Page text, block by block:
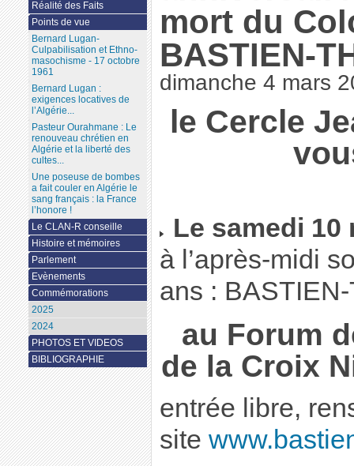
mort du
BASTIEN-
dimanche 4 mars
le Cercle
Le samedi 10
à l’après-midi
ans :
au Forum
de la Croix
entrée libre,
site
Réalité des Faits
Points de vue
Bernard Lugan-
Culpabilisation et Ethno-
masochisme - 17 octobre
1961
Bernard Lugan :
exigences locatives de
l’Algérie...
Pasteur Ourahmane : Le
renouveau chrétien en
Algérie et la liberté des
cultes...
Une poseuse de bombes
a fait couler en Algérie le
sang français : la France
l’honore !
Le CLAN-R conseille
Histoire et mémoires
Parlement
Evènements
Commémorations
2025
2024
PHOTOS ET VIDEOS
BIBLIOGRAPHIE